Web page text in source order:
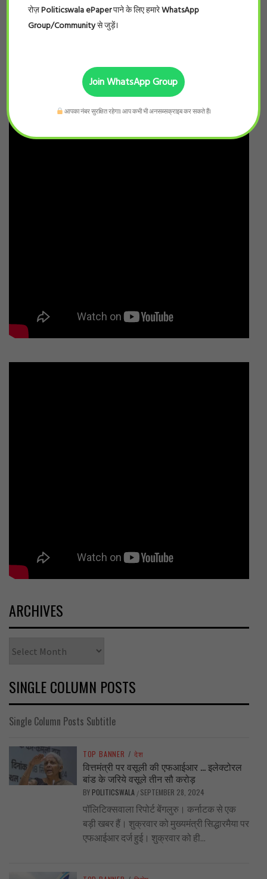
ARCHIVES
SINGLE COLUMN POSTS
Single Column Posts Subtitle
TOP BANNER / देश
वित्तमंत्री पर वसूली की एफआईआर … इलेक्टोरल
बांड के जरिये वसूले तीन सौ करोड़
BY POLITICSWALA / SEPTEMBER 28, 2024
पॉलिटिक्सवाला रिपोर्ट बेंगलुरु। कर्नाटक से एक
बड़ी खबर हैं। शुक्रवार को मुख्यमंत्री सिद्धारमैया पर
एफआईआर दर्ज हुई। शुक्रवार को ही...
रोज़Politicswala ePaperपाने के लिए हमारेWhatsApp
Group/Communityसे जुड़ें।
Join WhatsApp Group
आपका नंबर सुरक्षित रहेगा। आप कभी भी अनसब्सक्राइब कर सकते हैं।